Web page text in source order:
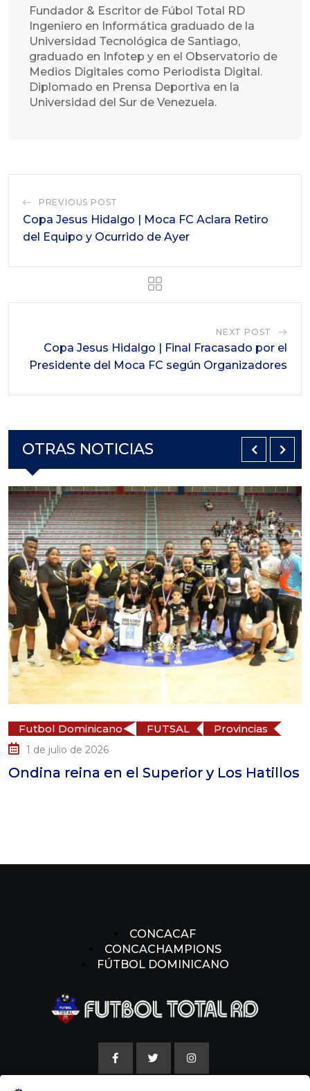
Fundador & Escritor de Fúbol Total RD
Ingeniero en Informática graduado de la
Universidad Tecnológica de Santiago,
graduado en Infotep y en el Observatorio de
Medios Digitales como Periodista Digital.
Diplomado en Prensa Deportiva en la
Universidad del Sur de Venezuela.
PREVIOUS POST
Copa Jesus Hidalgo | Moca FC Aclara Retiro
del Equipo y Ocurrido de Ayer
NEXT POST
Copa Jesus Hidalgo | Final Fracasado por el
Presidente del Moca FC según Organizadores
OTRAS NOTICIAS
Futbol Dominicano FUTSAL Provincias
1 de julio de 2026
reina en el Superior y Los Hatillos
CONCACAF
CONCACHAMPIONS
FÚTBOL DOMINICANO